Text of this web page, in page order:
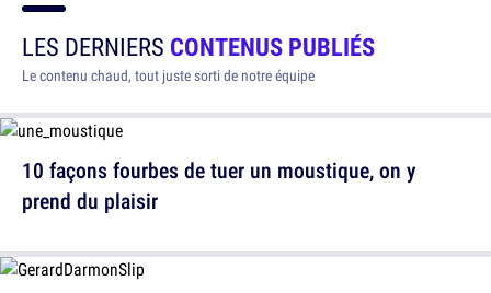
LES DERNIERS CONTENUS PUBLIÉS
Le contenu chaud, tout juste sorti de notre équipe
10 façons fourbes de tuer un moustique, on y
prend du plaisir